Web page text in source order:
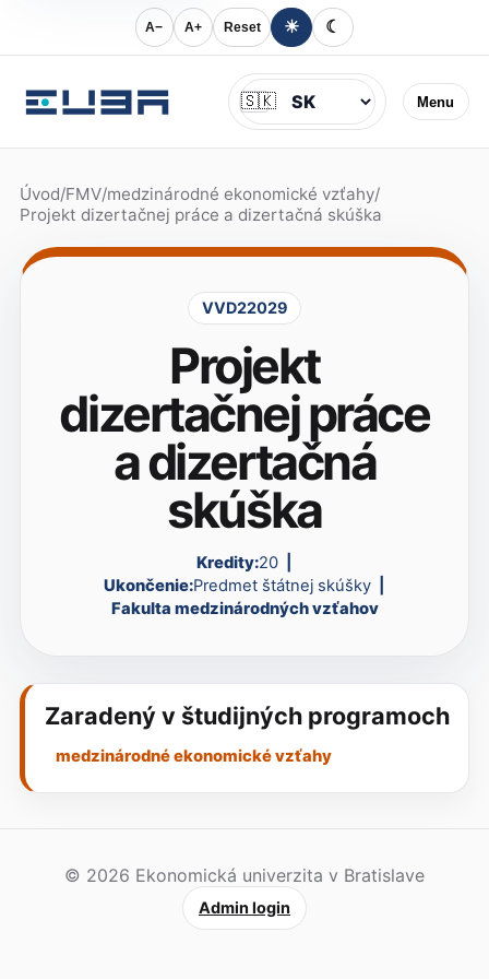
A− A+ Reset ☀ ☾
Menu
Jazyk
🇸🇰
Úvod/FMV/medzinárodné ekonomické vzťahy/
Projekt dizertačnej práce a dizertačná skúška
VVD22029
Projekt
dizertačnej práce
a dizertačná
skúška
Kredity:20
Ukončenie:Predmet štátnej skúšky
Fakulta medzinárodných vzťahov
Zaradený v študijných programoch
medzinárodné ekonomické vzťahy
© 2026 Ekonomická univerzita v Bratislave
Admin login